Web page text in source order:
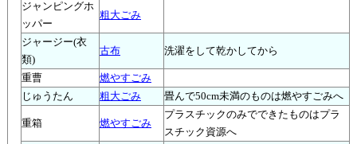
ジャンピングホ
ッパー
粗大ごみ
ジャージー(衣
類)
古布 洗濯をして乾かしてから
重曹
燃やすごみ
じゅうたん
粗大ごみ 畳んで50cm未満のものは燃やすごみへ
重箱 燃やすごみ
プラスチックのみでできたものはプラ
スチック資源へ